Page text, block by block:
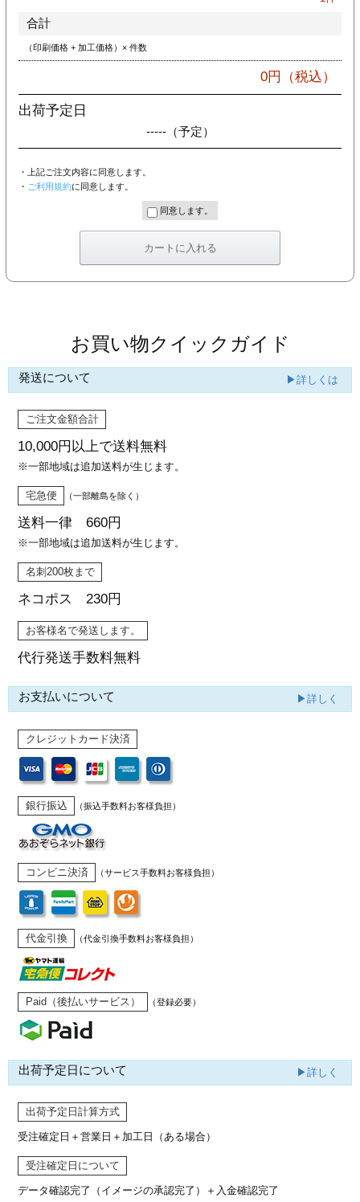
合計
（印刷価格 + 加工価格）× 件数
0円（税込）
出荷予定日
-----（予定）
・上記ご注文内容に同意します。
・ ご利用規約に同意します。
同意します。
お買い物クイックガイド
発送について ▶詳しくは
ご注文金額合計
10,000円以上で送料無料
※一部地域は追加送料が生じます。
宅急便 （一部離島を除く）
送料一律 660円
※一部地域は追加送料が生じます。
名刺200枚まで
ネコポス 230円
お客様名で発送します。
代行発送手数料無料
お支払いについて ▶詳しく
クレジットカード決済
銀行振込 （振込手数料お客様負担）
コンビニ決済 （サービス手数料お客様負担）
代金引換 （代金引換手数料お客様負担）
Paid（後払いサービス） （登録必要）
出荷予定日について ▶詳しく
出荷予定日計算方式
受注確定日＋営業日＋加工日（ある場合）
受注確定日について
データ確認完了（イメージの承認完了） ＋入金確認完了